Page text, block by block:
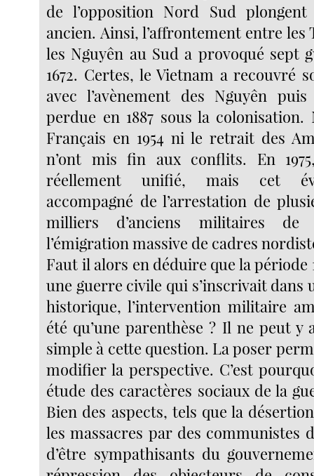
de l’opposition Nord Sud
ancien. Ainsi, l’affrontement entre
les Nguyên au Sud a provoqué sept
1672. Certes, le Vietnam a recouvré
avec l’avènement des Nguyên
perdue en 1887 sous la
Français en 1954 ni le retrait des
n’ont mis fin aux conflits. En
réellement unifié, mais cet
accompagné de l’arrestation de
milliers d’anciens militaires
l’émigration massive de cadres
Faut il alors en déduire que la période
une guerre civile qui s’inscrivait dans
historique, l’intervention militaire
été qu’une parenthèse ? Il ne peut y
simple à cette question. La poser
modifier la perspective. C’est
étude des caractères sociaux de la
Bien des aspects, tels que la
les massacres par des communistes
d’être sympathisants du